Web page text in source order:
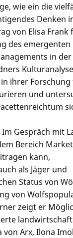
wie ein die
Denken
von Elisa Frank
des emergenten
in der
Kulturanalyse
ihrer
und
Gespräch mit
Bereich
kann,
als Jäger und
Status von
von
zeigt er
von Arx, Ilona